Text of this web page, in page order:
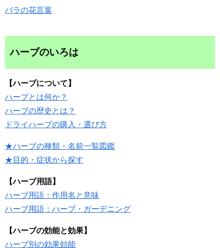
バラの花言葉
ハーブのいろは
【ハーブについて】
ハーブとは何か？
ハーブの歴史とは？
ドライハーブの購入・選び方
★ハーブの種類・名前一覧図鑑
★目的・症状から探す
【ハーブ用語】
ハーブ用語：作用名と意味
ハーブ用語：ハーブ・ガーデニング
【ハーブの効能と効果】
ハーブ別の効果効能